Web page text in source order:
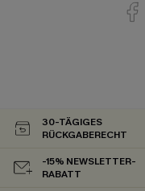
30-TÄGIGES
RÜCKGABERECHT
-15% NEWSLETTER-
RABATT